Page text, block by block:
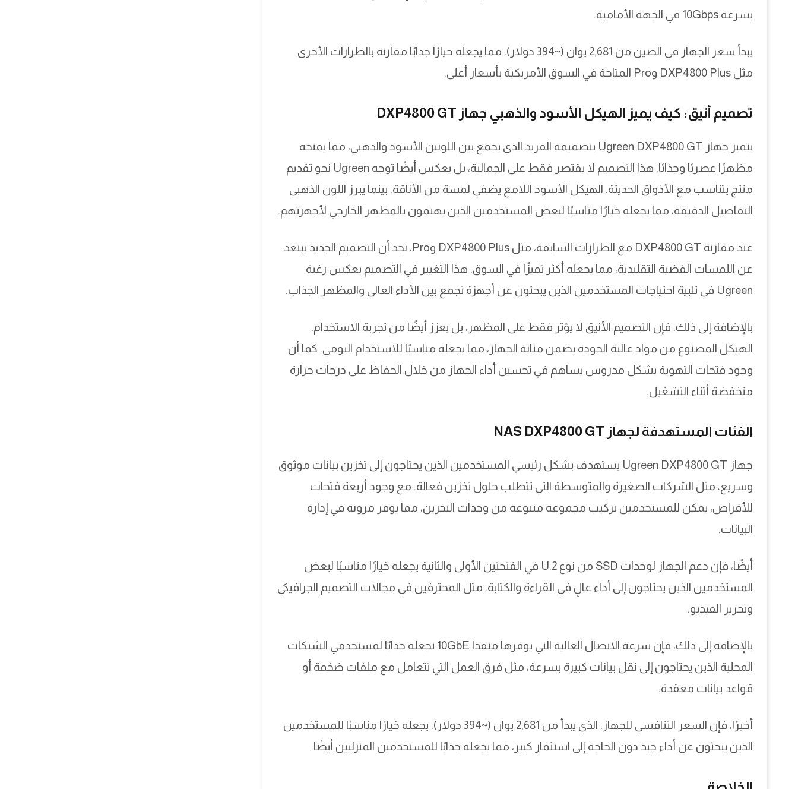
بسرعة 10Gbps في الجهة الأمامية.
يبدأ سعر الجهاز في الصين من 2,681 يوان (~394 دولار)، مما يجعله خيارًا جذابًا مقارنة بالطرازات الأخرى
مثل DXP4800 Plus وPro المتاحة في السوق الأمريكية بأسعار أعلى.
تصميم أنيق: كيف يميز الهيكل الأسود والذهبي جهاز DXP4800 GT
يتميز جهاز Ugreen DXP4800 GT بتصميمه الفريد الذي يجمع بين اللونين الأسود والذهبي، مما يمنحه
مظهرًا عصريًا وجذابًا. هذا التصميم لا يقتصر فقط على الجمالية، بل يعكس أيضًا توجه Ugreen نحو تقديم
منتج يتناسب مع الأذواق الحديثة. الهيكل الأسود اللامع يضفي لمسة من الأناقة، بينما يبرز اللون الذهبي
التفاصيل الدقيقة، مما يجعله خيارًا مناسبًا لبعض المستخدمين الذين يهتمون بالمظهر الخارجي لأجهزتهم.
عند مقارنة DXP4800 GT مع الطرازات السابقة، مثل DXP4800 Plus وPro، نجد أن التصميم الجديد يبتعد
عن اللمسات الفضية التقليدية، مما يجعله أكثر تميزًا في السوق. هذا التغيير في التصميم يعكس رغبة
Ugreen في تلبية احتياجات المستخدمين الذين يبحثون عن أجهزة تجمع بين الأداء العالي والمظهر الجذاب.
بالإضافة إلى ذلك، فإن التصميم الأنيق لا يؤثر فقط على المظهر، بل يعزز أيضًا من تجربة الاستخدام.
الهيكل المصنوع من مواد عالية الجودة يضمن متانة الجهاز، مما يجعله مناسبًا للاستخدام اليومي. كما أن
وجود فتحات التهوية بشكل مدروس يساهم في تحسين أداء الجهاز من خلال الحفاظ على درجات حرارة
منخفضة أثناء التشغيل.
الفئات المستهدفة لجهاز NAS DXP4800 GT
جهاز Ugreen DXP4800 GT يستهدف بشكل رئيسي المستخدمين الذين يحتاجون إلى تخزين بيانات موثوق
وسريع، مثل الشركات الصغيرة والمتوسطة التي تتطلب حلول تخزين فعالة. مع وجود أربعة فتحات
للأقراص، يمكن للمستخدمين تركيب مجموعة متنوعة من وحدات التخزين، مما يوفر مرونة في إدارة
البيانات.
أيضًا، فإن دعم الجهاز لوحدات SSD من نوع U.2 في الفتحتين الأولى والثانية يجعله خيارًا مناسبًا لبعض
المستخدمين الذين يحتاجون إلى أداء عالٍ في القراءة والكتابة، مثل المحترفين في مجالات التصميم الجرافيكي
وتحرير الفيديو.
بالإضافة إلى ذلك، فإن سرعة الاتصال العالية التي يوفرها منفذا 10GbE تجعله جذابًا لمستخدمي الشبكات
المحلية الذين يحتاجون إلى نقل بيانات كبيرة بسرعة، مثل فرق العمل التي تتعامل مع ملفات ضخمة أو
قواعد بيانات معقدة.
أخيرًا، فإن السعر التنافسي للجهاز، الذي يبدأ من 2,681 يوان (~394 دولار)، يجعله خيارًا مناسبًا للمستخدمين
الذين يبحثون عن أداء جيد دون الحاجة إلى استثمار كبير، مما يجعله جذابًا للمستخدمين المنزليين أيضًا.